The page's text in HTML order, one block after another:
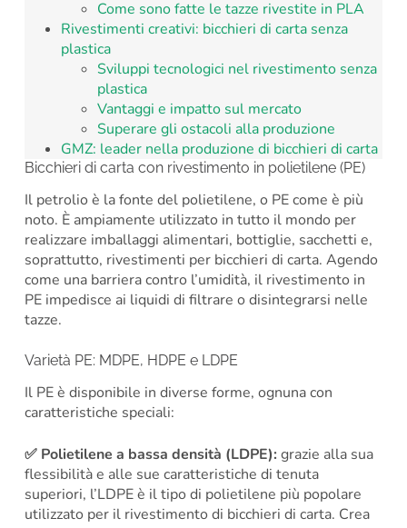
Come sono fatte le tazze rivestite in PLA
Rivestimenti creativi: bicchieri di carta senza
plastica
Sviluppi tecnologici nel rivestimento senza
plastica
Vantaggi e impatto sul mercato
Superare gli ostacoli alla produzione
GMZ: leader nella produzione di bicchieri di carta
Bicchieri di carta con rivestimento in polietilene (PE)
Il petrolio è la fonte del polietilene, o PE come è più
noto. È ampiamente utilizzato in tutto il mondo per
realizzare imballaggi alimentari, bottiglie, sacchetti e,
soprattutto, rivestimenti per bicchieri di carta. Agendo
come una barriera contro l’umidità, il rivestimento in
PE impedisce ai liquidi di filtrare o disintegrarsi nelle
tazze.
Varietà PE: MDPE, HDPE e LDPE
Il PE è disponibile in diverse forme, ognuna con
caratteristiche speciali:
✅ Polietilene a bassa densità (LDPE): grazie alla sua
flessibilità e alle sue caratteristiche di tenuta
superiori, l’LDPE è il tipo di polietilene più popolare
utilizzato per il rivestimento di bicchieri di carta. Crea